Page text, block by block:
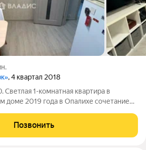
, 4 квартал 2018
Светлая 1-комнатная квартира в
2019 года в Опалихе сочетание
планировка: изолированная
Позвонить